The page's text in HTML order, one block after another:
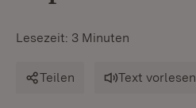
Lesezeit: 3 Minuten
Teilen Text vorlesen